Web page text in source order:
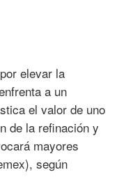
elevar la
a un
el valor de uno
de la refinación y
mayores
según